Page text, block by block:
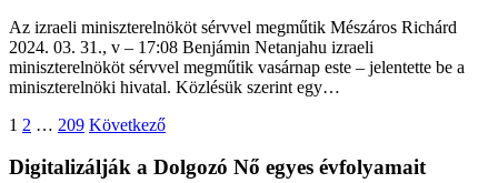
Az izraeli miniszterelnököt sérvvel megműtik Mészáros Richárd
2024. 03. 31., v – 17:08 Benjámin Netanjahu izraeli
miniszterelnököt sérvvel megműtik vasárnap este – jelentette be a
miniszterelnöki hivatal. Közlésük szerint egy…
Bejegyzések
lapozása
1 2 … 209 Következő
Digitalizálják a Dolgozó Nő egyes évfolyamait